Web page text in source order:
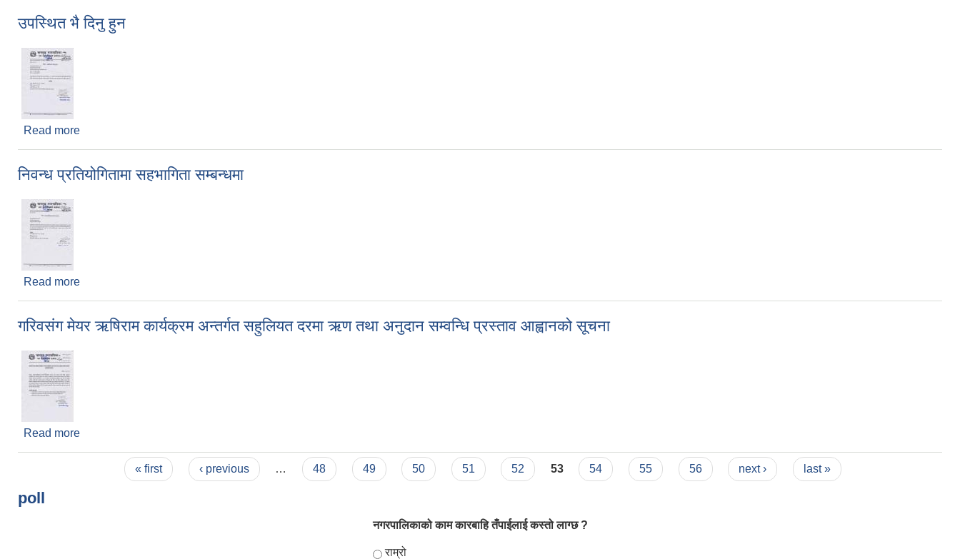
उपस्थित भै दिनु हुन
Read more
निवन्ध प्रतियोगितामा सहभागिता सम्बन्धमा
Read more
गरिवसंग मेयर ऋषिराम कार्यक्रम अन्तर्गत सहुलियत दरमा ऋण तथा अनुदान सम्वन्धि प्रस्ताव आह्वानको सूचना
Read more
« first ‹ previous … 48 49 50 51 52 53 54 55 56 next › last »
poll
नगरपालिकाको काम कारबाहि तँपाईलाई कस्तो लाग्छ ?
Choices
राम्रो